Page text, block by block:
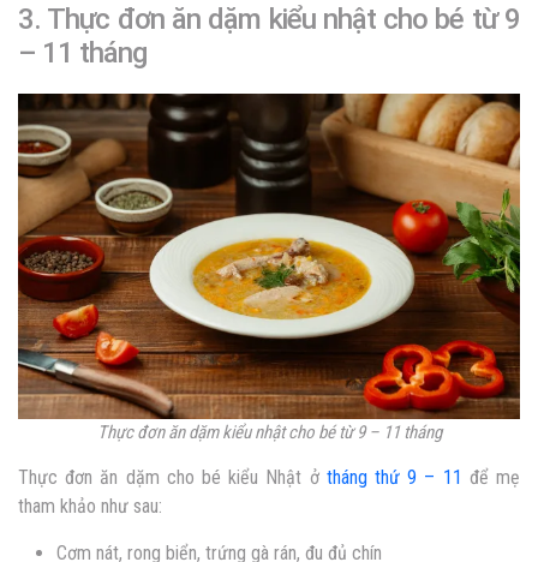
3. Thực đơn ăn dặm kiểu nhật cho bé từ 9
– 11 tháng
Thực đơn ăn dặm kiểu nhật cho bé từ 9 – 11 tháng
Thực đơn ăn dặm cho bé kiểu Nhật ở tháng thứ 9 – 11 để mẹ
tham khảo như sau:
Cơm nát, rong biển, trứng gà rán, đu đủ chín